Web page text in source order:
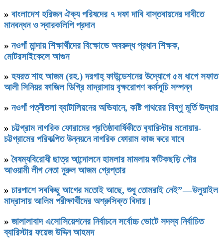
» বাংলাদেশ হরিজন ঐক্য পরিষদের ৭ দফা দাবি বাস্তবায়নের দাবীতে
মানবন্ধন ও স্বারকলিপি প্রদান
» নওগাঁ মান্দায় শিক্ষার্থীদের বিক্ষোভে অবরুদ্ধ প্রধান শিক্ষক,
মোটরসাইকেলে আগুন
» হযরত শাহ আজম (রহ.) দরগাহ্ ফাউন্ডেশনের উদ্যোগে ৫ম ধাপে সফাত
আলী সিনিয়র ফাজিল ডিগ্রি মাদ্রাসায় বৃক্ষরোপণ কর্মসূচি সম্পন্ন
» নওগাঁ পত্নীতলা ব্যাটালিয়নের অভিযানে, কষ্টি পাথরের বিষ্ণু মূর্তি উদ্ধার
» চট্টগ্রাম নাগরিক ফোরামের প্রতিষ্ঠাবার্ষিকীতে ব‍্যারিস্টার মনোয়ার-
চট্টগ্রামের পরিকল্পিত উন্নয়নে নাগরিক ফোরাম কাজ করে যাবে
»বৈষম্যবিরোধী ছাত্র আন্দোলনে হামলার মামলায় ফটিকছড়ি পৌর
আওয়ামী লীগ নেতা নুরুল আজম গ্রেপ্তার
» চারপাশে সবকিছু আগের মতোই আছে, শুধু তোমরাই নেই”—উলুয়াইল
মাদ্রাসায় আলিম পরীক্ষার্থীদের অশ্রুসিক্ত বিদায়।
» জালালাবাদ এসোসিয়েশনের নির্বাচনে সর্বোচ্চ ভোটে সদস্য নির্বাচিত
ব্যারিস্টার ফয়েজ উদ্দিন আহমদ